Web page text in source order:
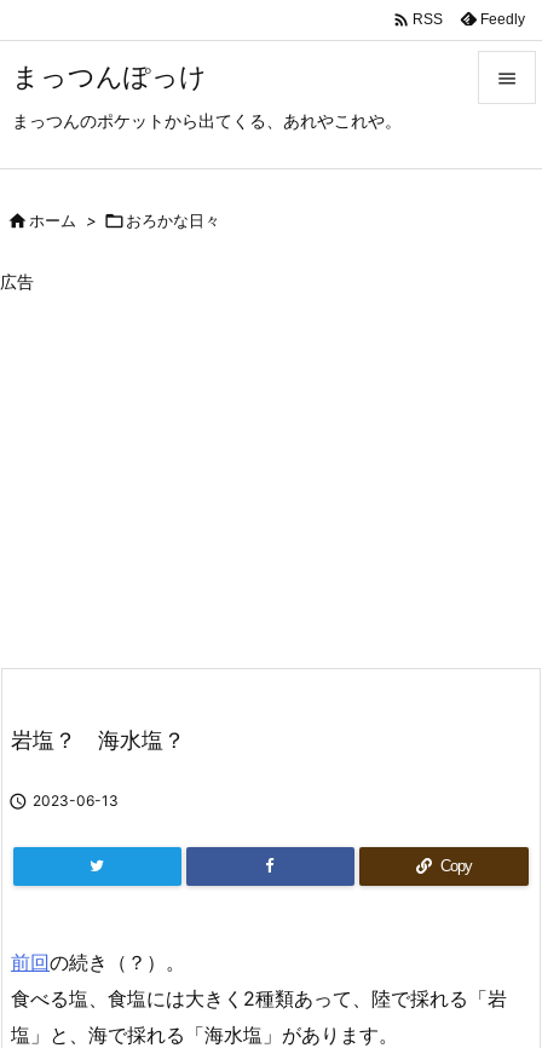
まっつんぽっけ
まっつんのポケットから出てくる、あれやこれや。

 RSS Feedly
ホーム > おろかな日々
広告
岩塩？ 海水塩？
 2023-06-13
Copy
前回の続き（？）。
食べる塩、食塩には大きく2種類あって、陸で採れる「岩
塩」と、海で採れる「海水塩」があります。